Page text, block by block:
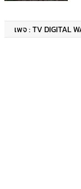
เพจ : TV DIGITAL